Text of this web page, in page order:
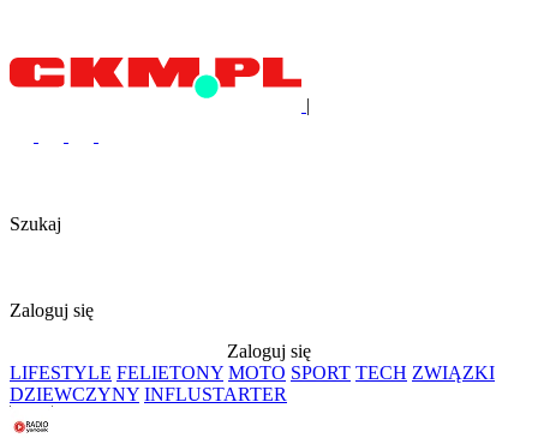
|
Szukaj
Zaloguj się
Zaloguj się
LIFESTYLE FELIETONY MOTO SPORT TECH ZWIĄZKI
DZIEWCZYNY INFLUSTARTER